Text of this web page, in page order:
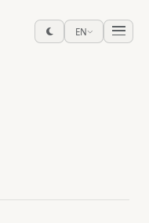
EN